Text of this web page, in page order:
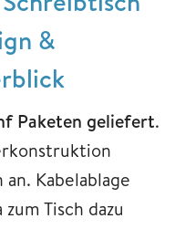
&
Paketen geliefert.
Kabelablage
Tisch dazu